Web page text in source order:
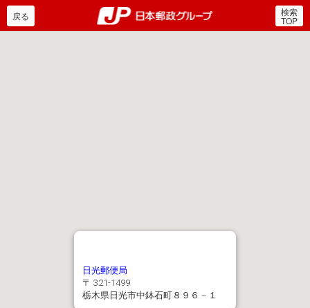
郵便局・日本郵政グルー
戻る 検索
TOP
日光郵便局
〒 321-1499
栃木県日光市中鉢石町８９６－１